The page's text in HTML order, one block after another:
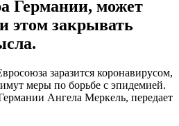
Германии, может
этом закрывать
заразится коронавирусом,
меры по борьбе с эпидемией.
Ангела Меркель, передает